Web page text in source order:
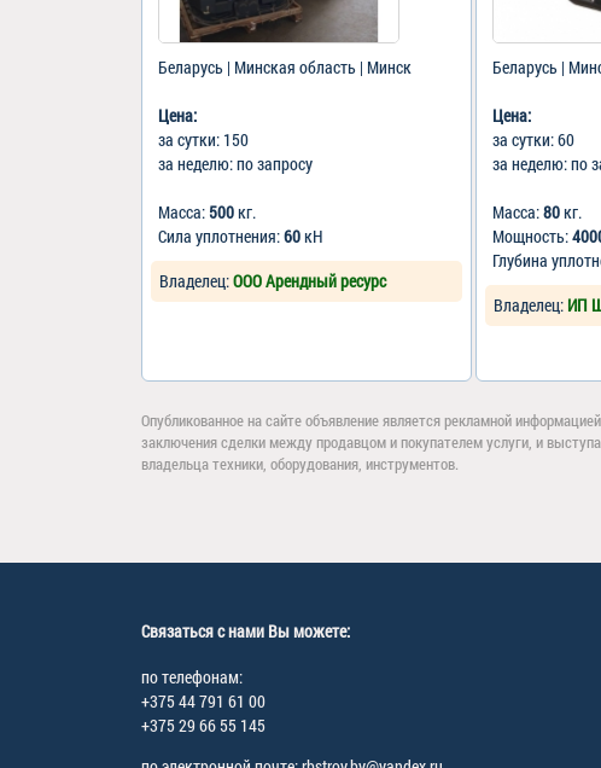
Беларусь | Минская область | Минск
Цена:
за сутки: 150
за неделю: по запросу
Масса: 500кг.
Сила уплотнения:60кН
Владелец:ООО Арендный ресурс
Беларусь |
Цена:
за сутки: 60
за неделю: по
Масса:80кг.
Мощность:
Глубина
Владелец: ИП
Опубликованное на сайте объявление является рекламной
заключения сделки между продавцом и покупателем услуги, и
владельца техники, оборудования, инструментов.
Связаться с нами Вы можете:
по телефонам:
+375 44 791 61 00
+375 29 66 55 145